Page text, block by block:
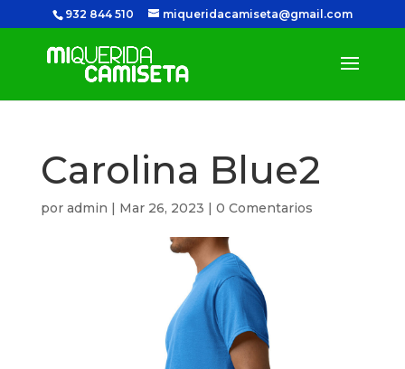
932 844 510 miqueridacamiseta@gmail.com
Carolina Blue2
por admin | Mar 26, 2023 | 0 Comentarios